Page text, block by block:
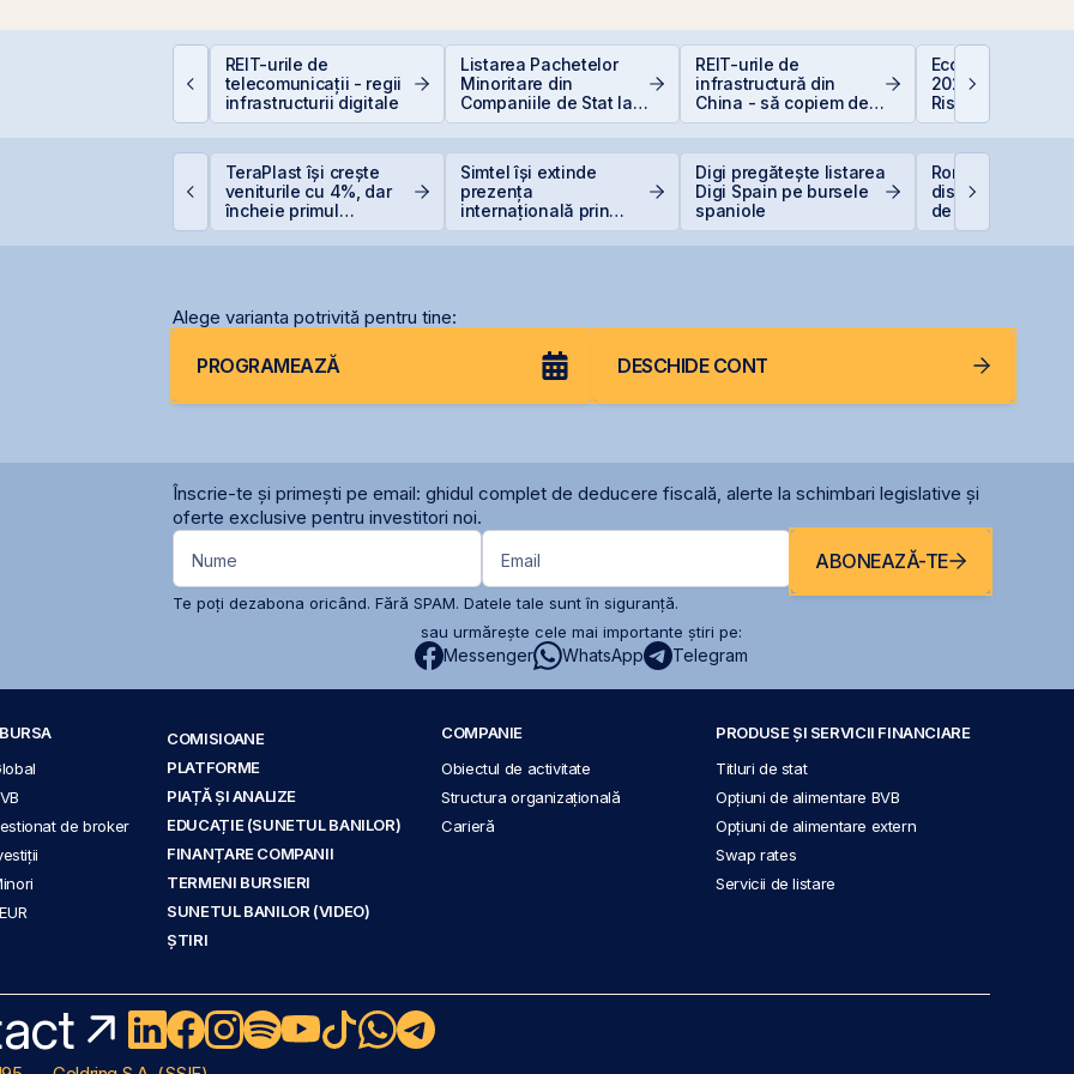
REIT-urile de
telecomunicații - regii
infrastructurii digitale
Listarea Pachetelor
Minoritare din
Companiile de Stat la
BVB – Soluție pentru
REIT-urile de
infrastructură din
China - să copiem de
la cel ce copiază?!
Economia
2026:
Riscuri pentru
Investitori
TeraPlast își crește
veniturile cu 4%, dar
încheie primul
Simtel își extinde
prezența
internațională prin
Digi pregătește listarea
Digi Spain pe bursele
spaniole
România începe
discuțiile cu
de rating pentru
menținerea
Alege varianta potrivită pentru tine:
PROGRAMEAZĂ DESCHIDE CONT
Înscrie-te și primești pe email: ghidul complet de deducere fiscală, alerte la schimbari legislative și
oferte exclusive pentru investitori noi.
Nume Email ABONEAZĂ-TE
Te poți dezabona oricând. Fără SPAM. Datele tale sunt în siguranță.
sau urmărește cele mai importante știri pe:
Messenger WhatsApp Telegram
de broker
COMISIOANE
PLATFORME
PIAȚĂ ȘI ANALIZE
EDUCAȚIE (SUNETUL BANILOR)
FINANȚARE COMPANII
TERMENI BURSIERI
SUNETUL BANILOR (VIDEO)
ȘTIRI
COMPANIE
Obiectul de activitate
Structura organizațională
Carieră
PRODUSE ȘI SERVICII FINANCIARE
Titluri de stat
Opțiuni de alimentare BVB
Opțiuni de alimentare extern
Swap rates
Servicii de listare